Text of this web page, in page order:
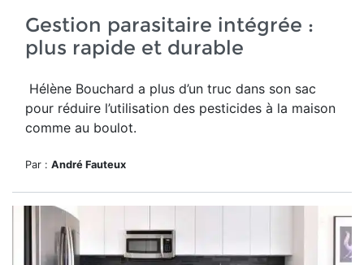
Gestion parasitaire intégrée :
plus rapide et durable
Hélène Bouchard a plus d’un truc dans son sac
pour réduire l’utilisation des pesticides à la maison
comme au boulot.
Par : André Fauteux